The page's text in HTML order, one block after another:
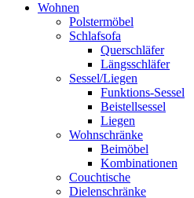
Wohnen
Polstermöbel
Schlafsofa
Querschläfer
Längsschläfer
Sessel/Liegen
Funktions-Sessel
Beistellsessel
Liegen
Wohnschränke
Beimöbel
Kombinationen
Couchtische
Dielenschränke